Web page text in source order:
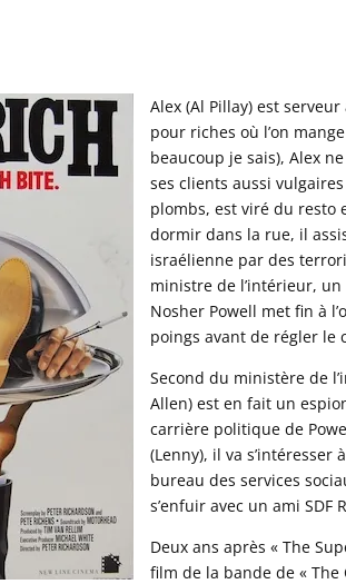
Alex (Al Pillay) est
pour riches où l’on
beaucoup je sais), Alex
ses clients aussi
plombs, est viré du resto
dormir dans la rue, il
israélienne par des
ministre de l’intérieur,
Nosher Powell met fin à
poings avant de régler
Second du ministère de
Allen) est en fait un
carrière politique de
(Lenny), il va
bureau des services
s’enfuir avec un ami SDF
Deux ans après « The
film de la bande de «